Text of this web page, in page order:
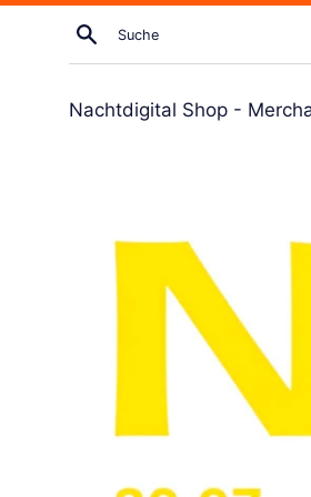
Direkt
Suche
Nachtdigital Shop -